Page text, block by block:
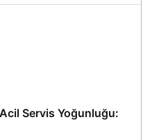
Acil Servis Yoğunluğu: